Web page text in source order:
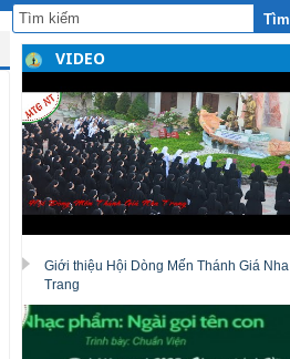
Tìm
VIDEO
Giới thiệu Hội Dòng Mến Thánh Giá Nha
Trang